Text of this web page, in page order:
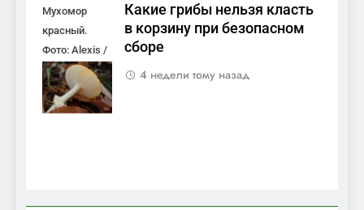
Мухомор
красный.
Фото: Alexis /
Wikimedia
Commons, CC
BY 4.0.
Какие грибы нельзя класть
в корзину при безопасном
сборе
4 недели тому назад